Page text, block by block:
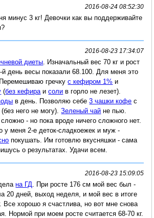
2016-08-24 08:52:30
минус 3 кг! Девочки как вы поддерживайте
2016-08-23 17:34:07
диеты . Изначальный вес 70 кг и рост
день весы показали 68.100. Для меня это
гречкус кефиром 1% и
(без кефира исоли в горло не лезет).
в день. Позволяю себе3 чашки кофе с
него не могу).Зеленый чай не пью.
- но пока вроде ничего сложного нет.
у меня 2-е деток-сладкоежек и муж -
покушать. Им готовлю вкусняшки - сама
о результатах. Удачи всем.
2016-08-23 15:09:05
на ГД
. При росте 176 см мой вес был -
20 дней, выход неделя, и мой вес в итоге
Все хорошо я счастлива, но вот мне снова
Нормой при моем росте считается 68-70 кг.